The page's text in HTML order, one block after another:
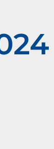
Estero